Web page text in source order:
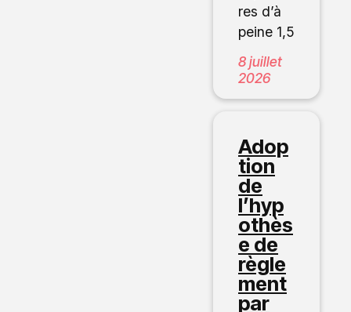
res d’à
peine 1,5
8 juillet
2026
Adop
tion
de
l’hyp
othès
e de
règle
ment
par